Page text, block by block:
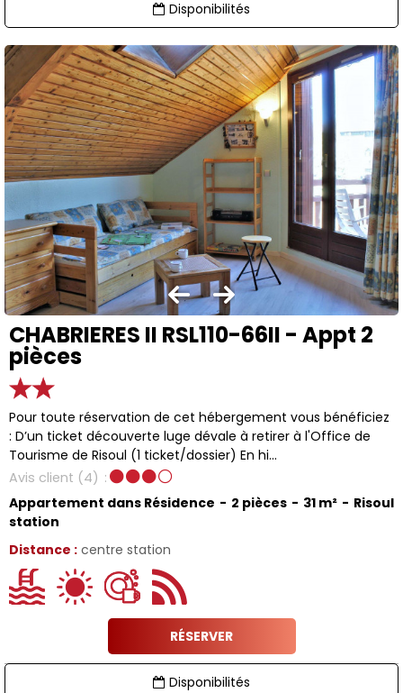
Disponibilités
CHABRIERES II RSL110-66II - Appt 2
pièces
Pour toute réservation de cet hébergement vous bénéficiez
: D’un ticket découverte luge dévale à retirer à l'Office de
Tourisme de Risoul (1 ticket/dossier) En hi...
Avis client (4)
Distance : centre station
Appartement dans Résidence 2 pièces 31 m²
Risoul
station
RÉSERVER
Disponibilités